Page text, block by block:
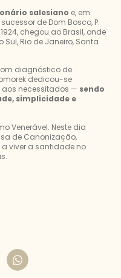
salesiano e, em
de Dom Bosco, P.
chegou ao Brasil, onde
Rio de Janeiro, Santa
diagnóstico de
dedicou-se
aos necessitados — sendo
simplicidade e
Venerável. Neste dia
de Canonização,
a viver a santidade no